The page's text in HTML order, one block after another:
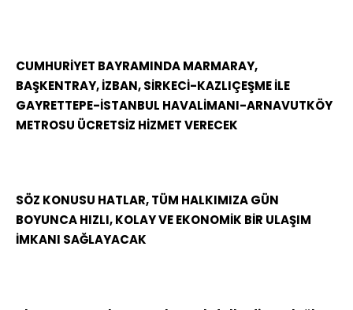
CUMHURİYET BAYRAMINDA MARMARAY,
BAŞKENTRAY, İZBAN, SİRKECİ-KAZLIÇEŞME İLE
GAYRETTEPE-İSTANBUL HAVALİMANI-ARNAVUTKÖY
METROSU ÜCRETSİZ HİZMET VERECEK
SÖZ KONUSU HATLAR, TÜM HALKIMIZA GÜN
BOYUNCA HIZLI, KOLAY VE EKONOMİK BİR ULAŞIM
İMKANI SAĞLAYACAK